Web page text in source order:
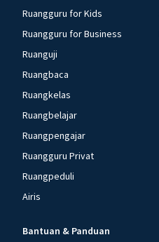
Ruangguru for Kids
Ruangguru for Business
Ruanguji
Ruangbaca
Ruangkelas
Ruangbelajar
Ruangpengajar
Ruangguru Privat
Ruangpeduli
Airis
Bantuan & Panduan